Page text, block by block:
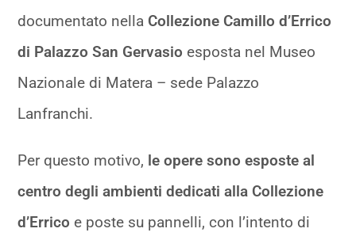
documentato nella Collezione Camillo d’Errico
di Palazzo San Gervasio esposta nel Museo
Nazionale di Matera – sede Palazzo
Lanfranchi.
Per questo motivo, le opere sono esposte al
centro degli ambienti dedicati alla Collezione
d’Errico e poste su pannelli, con l’intento di